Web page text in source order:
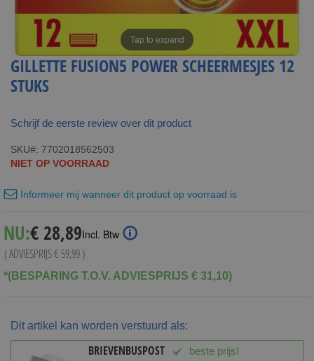
Tap to expand
GILLETTE FUSION5 POWER SCHEERMESJES 12
STUKS
Schrijf de eerste review over dit product
SKU
7702018562503
NIET OP VOORRAAD
Informeer mij wanneer dit product op voorraad is
NU:Special
Price
€ 28,89Incl. Btw
( ADVIESPRIJS€ 59,99)
*(BESPARING T.O.V. ADVIESPRIJS € 31,10)
Dit artikel kan worden verstuurd als:
BRIEVENBUSPOST beste prijs!